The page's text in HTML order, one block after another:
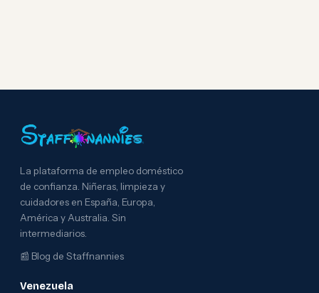
La plataforma de empleo doméstico
de confianza. Niñeras, limpieza y
cuidadores en España, Europa,
América y Australia. Sin
intermediarios.
📰 Blog de Staffnannies
Venezuela